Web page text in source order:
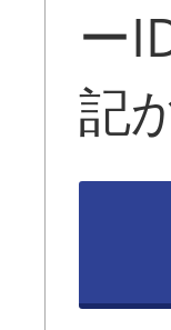
ー
記